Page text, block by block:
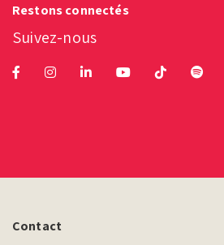
Restons connectés
Suivez-nous
Contact